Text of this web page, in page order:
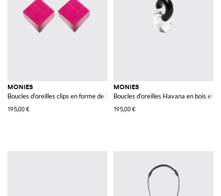
MONIES
Boucles d'oreilles clips en forme de losange en bois d'acacia et argent
195,00 €
MONIES
Boucles d'oreilles Havana en bois et
195,00 €